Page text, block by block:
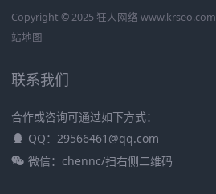
Copyright © 2025 狂人网络 www.krseo.com
站地图
联系我们
合作或咨询可通过如下方式：
QQ：29566461@qq.com
微信：chennc/扫右侧二维码